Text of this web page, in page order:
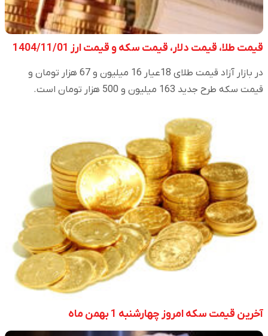
قیمت طلا، قیمت دلار، قیمت سکه و قیمت ارز 1404/11/01
در بازار آزاد قیمت طلای 18عیار 16 میلیون و 67 هزار تومان و
قیمت سکه طرح جدید 163 میلیون و 500 هزار تومان است.
آخرین قیمت سکه امروز چهارشنبه 1 بهمن ماه